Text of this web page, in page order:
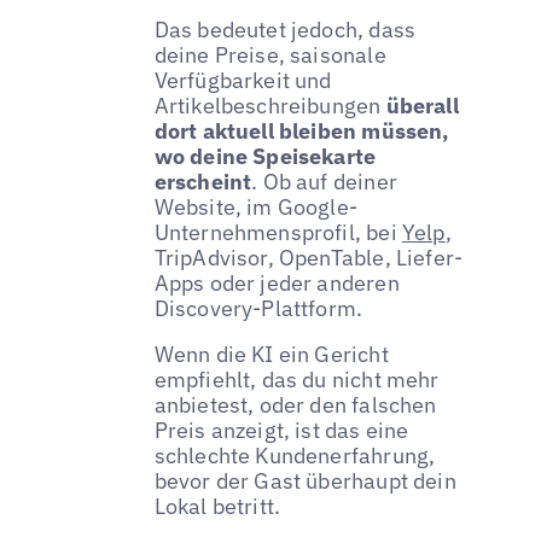
Das bedeutet jedoch, dass
deine Preise, saisonale
Verfügbarkeit und
Artikelbeschreibungen überall
dort aktuell bleiben müssen,
wo deine Speisekarte
erscheint. Ob auf deiner
Website, im Google-
Unternehmensprofil, bei Yelp,
TripAdvisor, OpenTable, Liefer-
Apps oder jeder anderen
Discovery-Plattform.
Wenn die KI ein Gericht
empfiehlt, das du nicht mehr
anbietest, oder den falschen
Preis anzeigt, ist das eine
schlechte Kundenerfahrung,
bevor der Gast überhaupt dein
Lokal betritt.